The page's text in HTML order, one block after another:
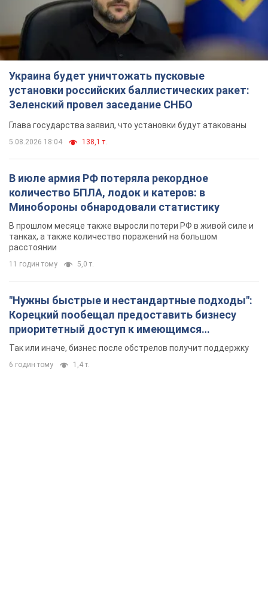
Украина будет уничтожать пусковые
установки российских баллистических ракет:
Зеленский провел заседание СНБО
Глава государства заявил, что установки будут атакованы
5.08.2026 18:04 138,1 т.
В июле армия РФ потеряла рекордное
количество БПЛА, лодок и катеров: в
Минобороны обнародовали статистику
В прошлом месяце также выросли потери РФ в живой силе и
танках, а также количество поражений на большом
расстоянии
11 годин тому 5,0 т.
"Нужны быстрые и нестандартные подходы":
Корецкий пообещал предоставить бизнесу
приоритетный доступ к имеющимся
складским помещениям
Так или иначе, бизнес после обстрелов получит поддержку
6 годин тому 1,4 т.